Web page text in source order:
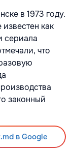
в 1973 году.
как
сериала
что
законный
в Google